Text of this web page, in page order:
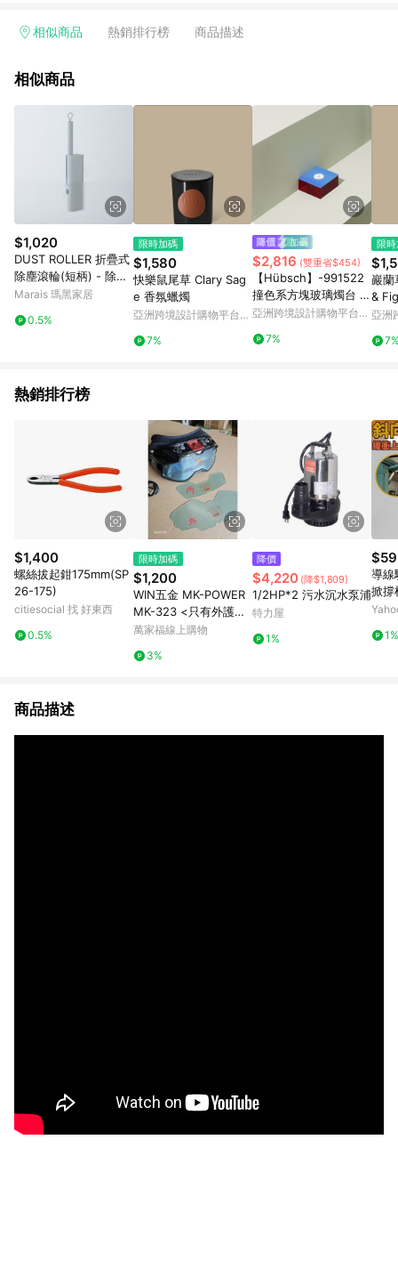
APP下單，將不符合贈點資格。 3. 點數將於出貨後60天前後發
相似商品 熱銷排行榜 商品描述
相似商品
$1,020
DUST ROLLER 折疊式
除塵滾輪(短柄) - 除塵
滾輪1入(短)＋補充紙10
Marais 瑪黑家居
0.5%
限時加碼
$1,580
快樂鼠尾草 Clary Sag
e 香氛蠟燭
亞洲跨境設計購物平台
7%
$2,816 (雙重省$454)
【Hübsch】-991522
撞色系方塊玻璃燭台 擺
飾 紙鎮
亞洲跨境設計購物平台
7%
限
巖
&
亞洲
熱銷排行榜
$1,400
螺絲拔起鉗175mm(SP
26-175)
citiesocial 找 好東西
0.5%
限時加碼
$1,200
WIN五金 MK-POWER
MK-323 <只有外護片
+內(一次五組)> 液晶
電焊安全眼鏡 焊接眼鏡
萬家福線上購物
3%
降價
$4,220 (降$1,809)
1/2HP*2 污水沉水泵浦
特力屋
1%
導線
掀撐
桿/
1%
商品描述